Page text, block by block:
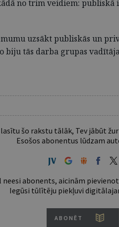
no trim veidiem:
uzsākt publiskās un
biju tās darba grupas
lasītu šo rakstu tālāk, Tev jābūt
Esošos abonentus lūdzam
neesi abonents, aicinām
Iegūsi tūlītēju piekļuvi
ABONĒT